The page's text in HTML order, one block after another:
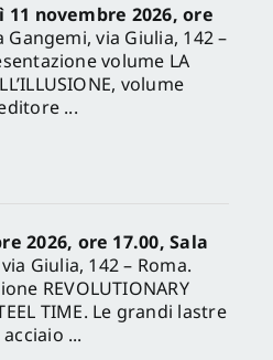
11 novembre 2026, ore
Gangemi, via Giulia, 142 –
volume LA
volume
...
2026, ore 17.00, Sala
Giulia, 142 – Roma.
REVOLUTIONARY
TIME. Le grandi lastre
...